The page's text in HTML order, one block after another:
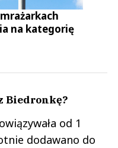
na kategorię
Biedronkę?
od 1
dodawano do